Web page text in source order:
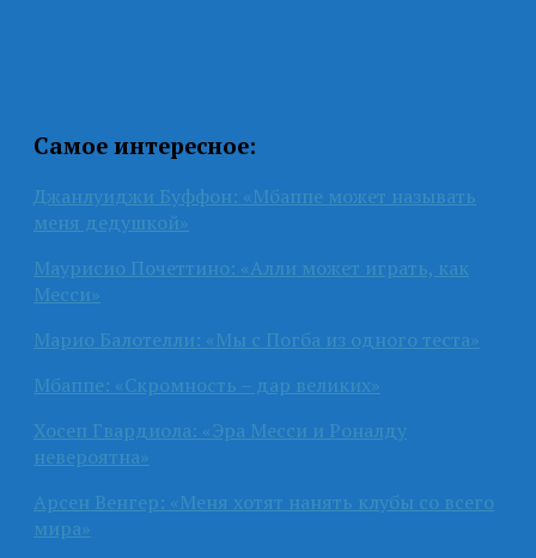
Самое интересное:
Джанлуиджи Буффон: «Мбаппе может называть
меня дедушкой»
Маурисио Почеттино: «Алли может играть, как
Месси»
Марио Балотелли: «Мы с Погба из одного теста»
Мбаппе: «Скромность – дар великих»
Хосеп Гвардиола: «Эра Месси и Роналду
невероятна»
Арсен Венгер: «Меня хотят нанять клубы со всего
мира»